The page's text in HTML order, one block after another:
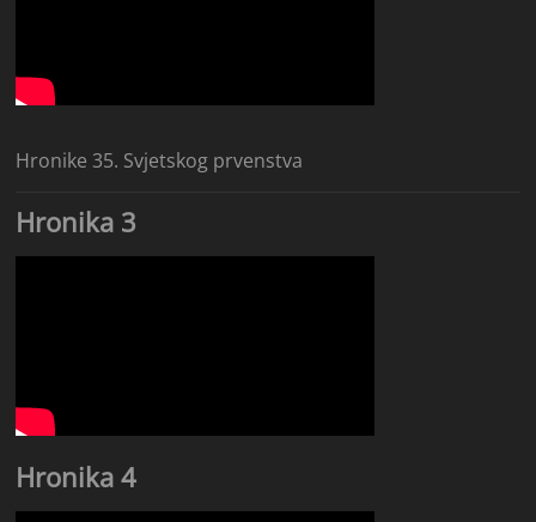
Hronike 35. Svjetskog prvenstva
Hronika 3
Hronika 4